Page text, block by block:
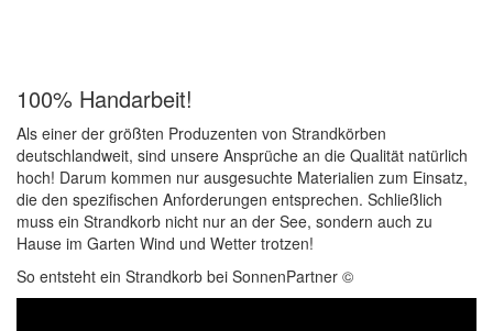
100% Handarbeit!
Als einer der größten Produzenten von Strandkörben
deutschlandweit, sind unsere Ansprüche an die Qualität natürlich
hoch! Darum kommen nur ausgesuchte Materialien zum Einsatz,
die den spezifischen Anforderungen entsprechen. Schließlich
muss ein Strandkorb nicht nur an der See, sondern auch zu
Hause im Garten Wind und Wetter trotzen!
So entsteht ein Strandkorb bei SonnenPartner ©